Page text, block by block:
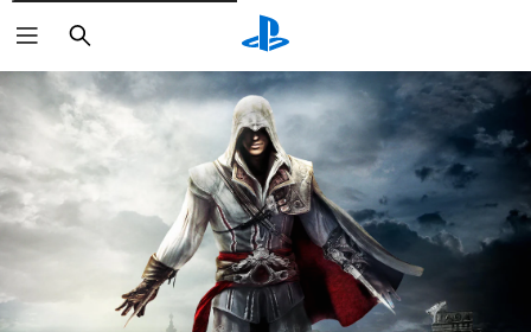
Suchen